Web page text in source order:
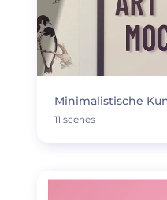
Minimalistische
11 scenes